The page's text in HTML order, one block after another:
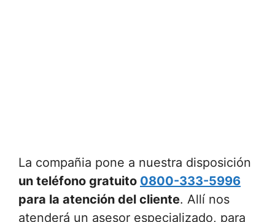
La compañia pone a nuestra disposición
un teléfono gratuito 0800-333-5996
para la atención del cliente. Allí nos
atenderá un asesor especializado, para